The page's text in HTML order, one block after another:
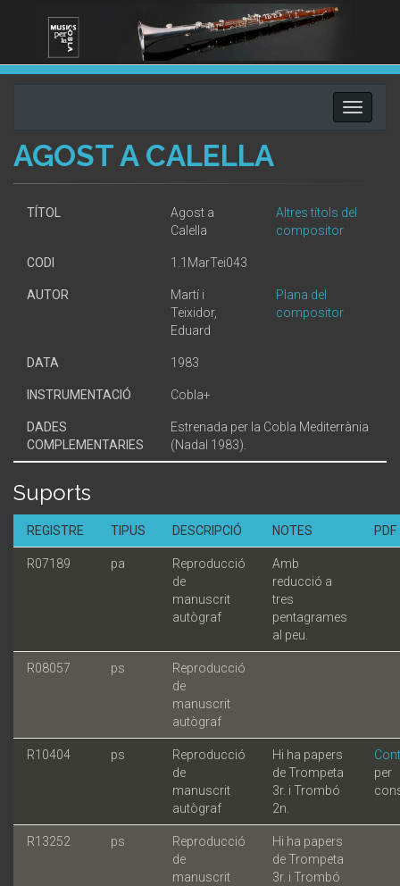
Toggle
AGOST A CALELLA
TÍTOL
Agost a
Calella
Altres títols del
compositor
CODI 1.1MarTei043
AUTOR
Martí i
Teixidor,
Eduard
Plana del
compositor
DATA 1983
INSTRUMENTACIÓ Cobla+
DADES
COMPLEMENTARIES
Estrenada per la Cobla Mediterrània
(Nadal 1983).
Suports
REGISTRE TIPUS DESCRIPCIÓ NOTES PDF
R07189 pa
Reproducció
de
manuscrit
autògraf
Amb
reducció a
tres
pentagrames
al peu.
R08057 ps
Reproducció
de
manuscrit
autògraf
R10404 ps
Reproducció
de
manuscrit
autògraf
Hi ha papers
de Trompeta
3r. i Trombó
2n.
per
R13252 ps
Reproducció
de
manuscrit
Hi ha papers
de Trompeta
3r. i Trombó